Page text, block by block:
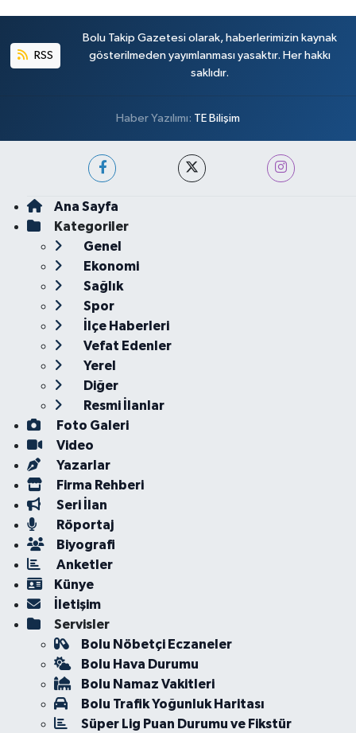
RSS
Bolu Takip Gazetesi olarak, haberlerimizin kaynak
gösterilmeden yayımlanması yasaktır. Her hakkı
saklıdır.
Haber Yazılımı: TE Bilişim
Ana Sayfa
Kategoriler
Genel
Ekonomi
Sağlık
Spor
İlçe Haberleri
Vefat Edenler
Yerel
Diğer
Resmi İlanlar
Foto Galeri
Video
Yazarlar
Firma Rehberi
Seri İlan
Röportaj
Biyografi
Anketler
Künye
İletişim
Servisler
Bolu Nöbetçi Eczaneler
Bolu Hava Durumu
Bolu Namaz Vakitleri
Bolu Trafik Yoğunluk Haritası
Süper Lig Puan Durumu ve Fikstür